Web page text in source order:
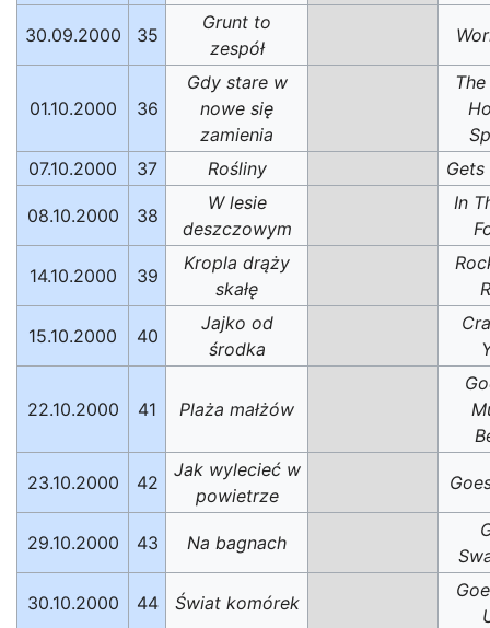
30.09.2000 35
Grunt to
zespół
01.10.2000 36
Gdy stare w
nowe się
zamienia
07.10.2000
37 Rośliny Gets
08.10.2000 38
W lesie
deszczowym
In
14.10.2000 39
Kropla drąży
skałę
15.10.2000 40
Jajko od
środka
22.10.2000 41 Plaża małżów
23.10.2000 42
Jak wylecieć w
powietrze
29.10.2000 43 Na bagnach
30.10.2000 44 Świat komórek